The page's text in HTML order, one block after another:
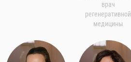
врач
регенеративной
медицины